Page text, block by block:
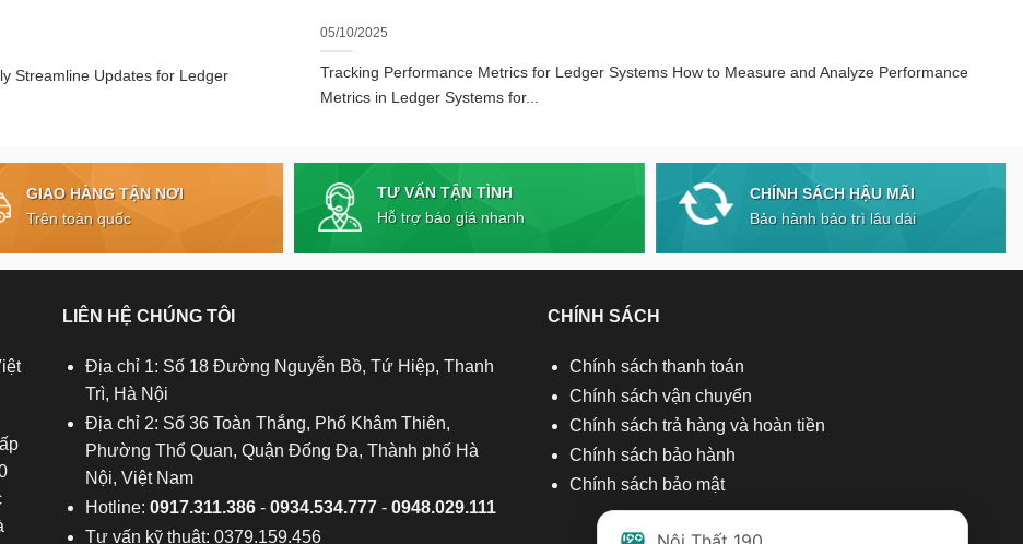
Streamline Updates for Ledger
05/10/2025
Tracking Performance Metrics for Ledger Systems How to Measure and Analyze Performance
Metrics in Ledger Systems for...
GIAO HÀNG TẬN NƠI
Trên toàn quốc
TƯ VẤN TẬN TÌNH
Hỗ trợ báo giá nhanh
CHÍNH SÁCH HẬU MÃI
Bảo hành bảo trì lâu dài
LIÊN HỆ CHÚNG TÔI
Địa chỉ 1: Số 18 Đường Nguyễn Bồ, Tứ Hiệp, Thanh
Trì, Hà Nội
Địa chỉ 2: Số 36 Toàn Thắng, Phố Khâm Thiên,
Phường Thổ Quan, Quận Đống Đa, Thành phố Hà
Nội, Việt Nam
Hotline:0917.311.386 -0934.534.777 -0948.029.111
Tư vấn kỹ thuật: 0379.159.456
CHÍNH SÁCH
Chính sách thanh toán
Chính sách vận chuyển
Chính sách trả hàng và hoàn tiền
Chính sách bảo hành
Chính sách bảo mật